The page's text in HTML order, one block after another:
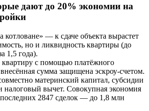
дают до 20% экономии на
котловане» — к сдаче объекта вырастет
но и ликвидность квартиры (до
1,5 года).
квартиру с помощью платёжного
сумма защищена эскроу-счетом.
материнский капитал, субсидии
налоговый вычет. Совокупная экономия
2847 сделок — до 1,8 млн